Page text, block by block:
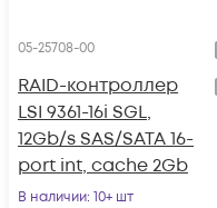
05-25708-00
RAID-контроллер
LSI 9361-16i SGL,
12Gb/s SAS/SATA 16-
port int, cache 2Gb
В наличии: 10+ шт